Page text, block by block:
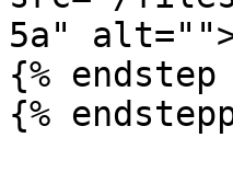
5a"
{% endstep
{%